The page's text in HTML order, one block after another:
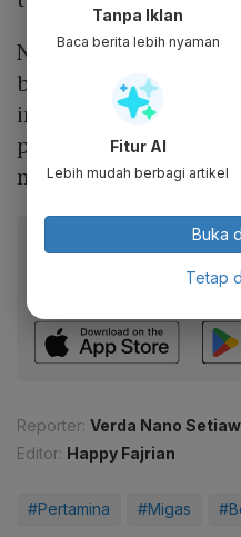
Namun demikian,
bisa menentukan dan
investasi yang dapat
perusahaan sesegera
memperlancar
Baca artikel ini lewat
Dapatkan pengalaman
Reporter: Verda Nano
Editor: Happy Fajrian
#Pertamina #Migas
Tanpa Iklan
Baca berita lebih nyaman
Fitur AI
Lebih mudah berbagi artikel
Buka
Tetap